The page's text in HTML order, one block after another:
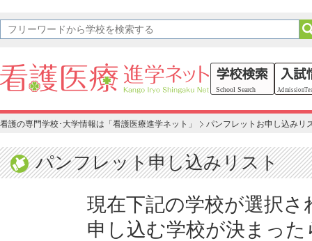
看護の専門学校･大学情報は「看護医療進学ネット」 パンフレットお申し込みリ
パンフレット申し込みリスト
現在下記の学校が選択さ
申し込む学校が決まっ